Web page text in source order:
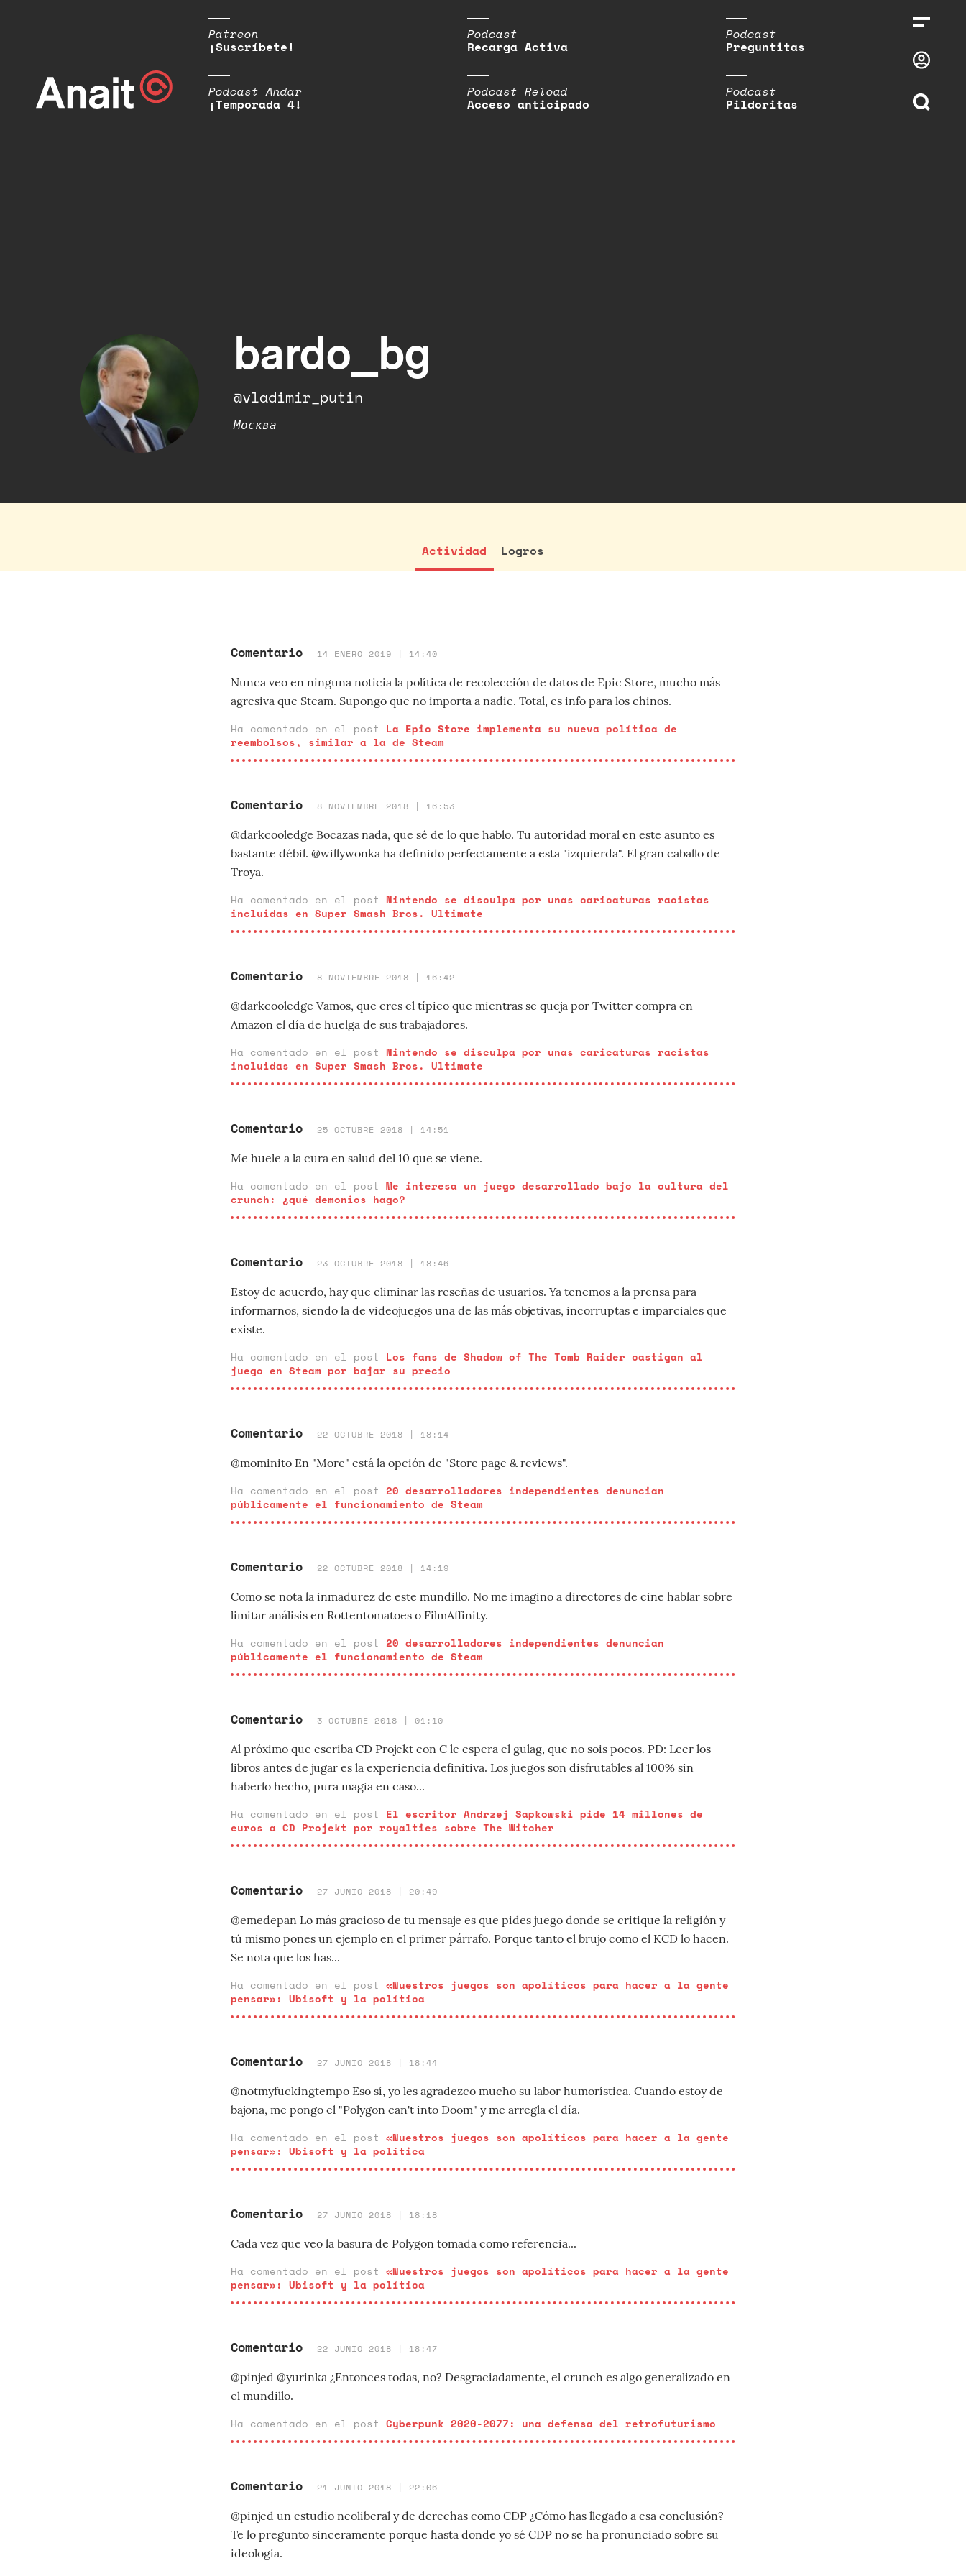
Patreon
¡Suscríbete!
Podcast
Recarga Activa
Podcast
Preguntitas
Podcast Andar
¡Temporada 4!
Podcast Reload
Acceso anticipado
Podcast
Pildoritas
bardo_bg
@vladimir_putin
Москва
Actividad Logros
Comentario 14 ENERO 2019 | 14:40
Nunca veo en ninguna noticia la política de recolección de datos de Epic Store, mucho más
agresiva que Steam. Supongo que no importa a nadie. Total, es info para los chinos.
Ha comentado en el post La Epic Store implementa su nueva política de
reembolsos, similar a la de Steam
Comentario 8 NOVIEMBRE 2018 | 16:53
@darkcooledge Bocazas nada, que sé de lo que hablo. Tu autoridad moral en este asunto es
bastante débil. @willywonka ha definido perfectamente a esta "izquierda". El gran caballo de
Troya.
Ha comentado en el post Nintendo se disculpa por unas caricaturas racistas
incluidas en Super Smash Bros. Ultimate
Comentario 8 NOVIEMBRE 2018 | 16:42
@darkcooledge Vamos, que eres el típico que mientras se queja por Twitter compra en
Amazon el día de huelga de sus trabajadores.
Ha comentado en el post Nintendo se disculpa por unas caricaturas racistas
incluidas en Super Smash Bros. Ultimate
Comentario 25 OCTUBRE 2018 | 14:51
Me huele a la cura en salud del 10 que se viene.
Ha comentado en el post Me interesa un juego desarrollado bajo la cultura del
crunch: ¿qué demonios hago?
Comentario 23 OCTUBRE 2018 | 18:46
Estoy de acuerdo, hay que eliminar las reseñas de usuarios. Ya tenemos a la prensa para
informarnos, siendo la de videojuegos una de las más objetivas, incorruptas e imparciales que
existe.
Ha comentado en el post Los fans de Shadow of The Tomb Raider castigan al
juego en Steam por bajar su precio
Comentario 22 OCTUBRE 2018 | 18:14
@mominito En "More" está la opción de "Store page & reviews".
Ha comentado en el post 20 desarrolladores independientes denuncian
públicamente el funcionamiento de Steam
Comentario 22 OCTUBRE 2018 | 14:19
Como se nota la inmadurez de este mundillo. No me imagino a directores de cine hablar sobre
limitar análisis en Rottentomatoes o FilmAffinity.
Ha comentado en el post 20 desarrolladores independientes denuncian
públicamente el funcionamiento de Steam
Comentario 3 OCTUBRE 2018 | 01:10
Al próximo que escriba CD Projekt con C le espera el gulag, que no sois pocos. PD: Leer los
libros antes de jugar es la experiencia definitiva. Los juegos son disfrutables al 100% sin
haberlo hecho, pura magia en caso...
Ha comentado en el post El escritor Andrzej Sapkowski pide 14 millones de
euros a CD Projekt por royalties sobre The Witcher
Comentario 27 JUNIO 2018 | 20:49
@emedepan Lo más gracioso de tu mensaje es que pides juego donde se critique la religión y
tú mismo pones un ejemplo en el primer párrafo. Porque tanto el brujo como el KCD lo hacen.
Se nota que los has...
Ha comentado en el post «Nuestros juegos son apolíticos para hacer a la gente
pensar»: Ubisoft y la política
Comentario 27 JUNIO 2018 | 18:44
@notmyfuckingtempo Eso sí, yo les agradezco mucho su labor humorística. Cuando estoy de
bajona, me pongo el "Polygon can't into Doom" y me arregla el día.
Ha comentado en el post «Nuestros juegos son apolíticos para hacer a la gente
pensar»: Ubisoft y la política
Comentario 27 JUNIO 2018 | 18:18
Cada vez que veo la basura de Polygon tomada como referencia...
Ha comentado en el post «Nuestros juegos son apolíticos para hacer a la gente
pensar»: Ubisoft y la política
Comentario 22 JUNIO 2018 | 18:47
@pinjed @yurinka ¿Entonces todas, no? Desgraciadamente, el crunch es algo generalizado en
el mundillo.
Ha comentado en el post Cyberpunk 2020-2077: una defensa del retrofuturismo
Comentario 21 JUNIO 2018 | 22:06
@pinjed un estudio neoliberal y de derechas como CDP ¿Cómo has llegado a esa conclusión?
Te lo pregunto sinceramente porque hasta donde yo sé CDP no se ha pronunciado sobre su
ideología.